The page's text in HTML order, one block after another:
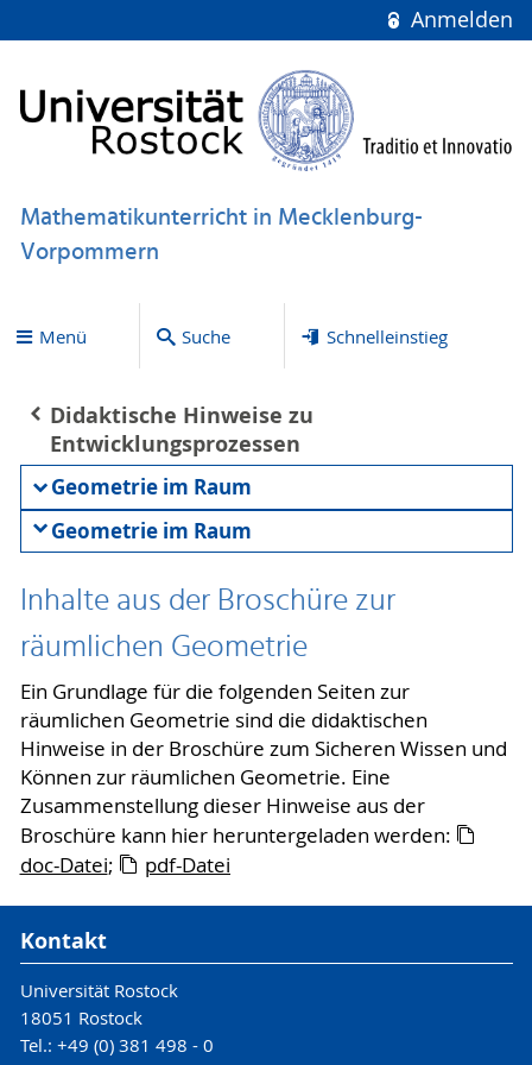
Anmelden
Mathematikunterricht in Mecklenburg-
Vorpommern
Menü Suche Schnelleinstieg
Didaktische Hinweise zu
Entwicklungsprozessen
Geometrie im Raum
Geometrie im Raum
Inhalte aus der Broschüre zur
räumlichen Geometrie
Ein Grundlage für die folgenden Seiten zur
räumlichen Geometrie sind die didaktischen
Hinweise in der Broschüre zum Sicheren Wissen und
Können zur räumlichen Geometrie. Eine
Zusammenstellung dieser Hinweise aus der
Broschüre kann hier heruntergeladen werden:
doc-Datei; pdf-Datei
Kontakt
Universität Rostock
18051 Rostock
Tel.: +49 (0) 381 498 - 0